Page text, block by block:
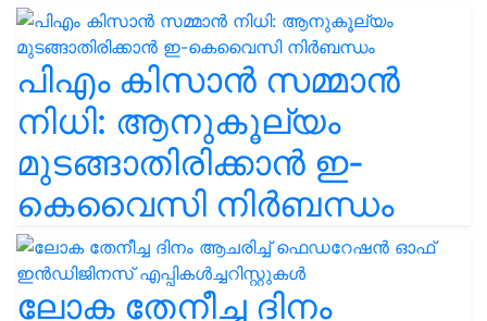
പിഎം കിസാൻ സമ്മാൻ
നിധി: ആനുകൂല്യം
മുടങ്ങാതിരിക്കാൻ ഇ-
കെവൈസി നിർബന്ധം
ലോക തേനീച്ച ദിനം